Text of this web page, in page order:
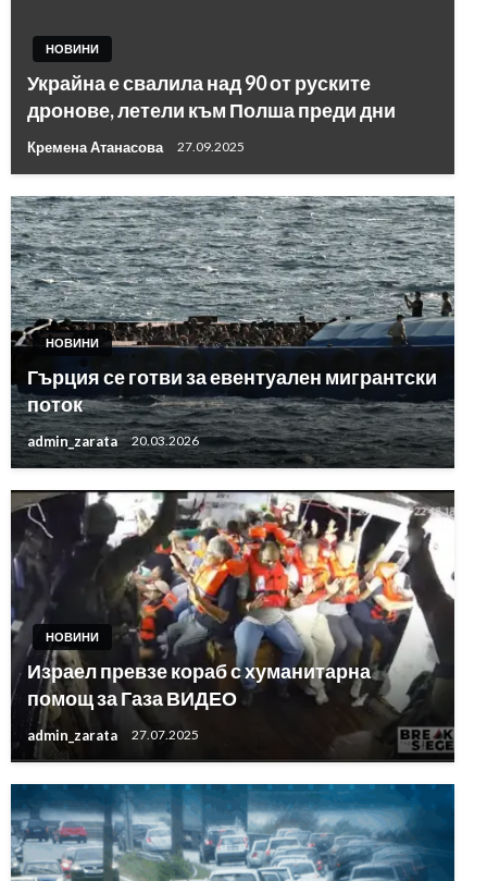
НОВИНИ
Украйна е свалила над 90 от руските
дронове, летели към Полша преди дни
Кремена Атанасова 27.09.2025
НОВИНИ
Гърция се готви за евентуален мигрантски
поток
admin_zarata 20.03.2026
НОВИНИ
Израел превзе кораб с хуманитарна
помощ за Газа ВИДЕО
admin_zarata 27.07.2025